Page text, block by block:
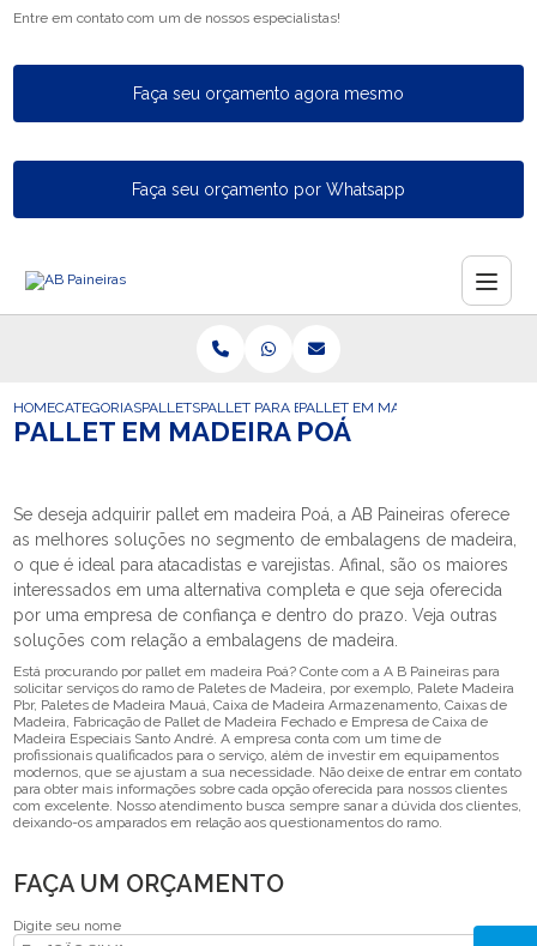
Entre em contato com um de nossos especialistas!
Faça seu orçamento agora mesmo
Faça seu orçamento por Whatsapp
HOMECATEGORIASPALLETSPALLET PARA EXPORTACAO
PALLET EM MADEIRA POA
PALLET EM MADEIRA POÁ
Se deseja adquirir pallet em madeira Poá, a AB Paineiras oferece
as melhores soluções no segmento de embalagens de madeira,
o que é ideal para atacadistas e varejistas. Afinal, são os maiores
interessados em uma alternativa completa e que seja oferecida
por uma empresa de confiança e dentro do prazo. Veja outras
soluções com relação a embalagens de madeira.
Está procurando por pallet em madeira Poá? Conte com a A B Paineiras para
solicitar serviços do ramo de Paletes de Madeira, por exemplo, Palete Madeira
Pbr, Paletes de Madeira Mauá, Caixa de Madeira Armazenamento, Caixas de
Madeira, Fabricação de Pallet de Madeira Fechado e Empresa de Caixa de
Madeira Especiais Santo André. A empresa conta com um time de
profissionais qualificados para o serviço, além de investir em equipamentos
modernos, que se ajustam a sua necessidade. Não deixe de entrar em contato
para obter mais informações sobre cada opção oferecida para nossos clientes
com excelente. Nosso atendimento busca sempre sanar a dúvida dos clientes,
deixando-os amparados em relação aos questionamentos do ramo.
FAÇA UM ORÇAMENTO
Digite seu nome